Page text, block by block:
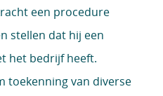
een procedure
stellen dat hij een
het bedrijf heeft.
toekenning van diverse